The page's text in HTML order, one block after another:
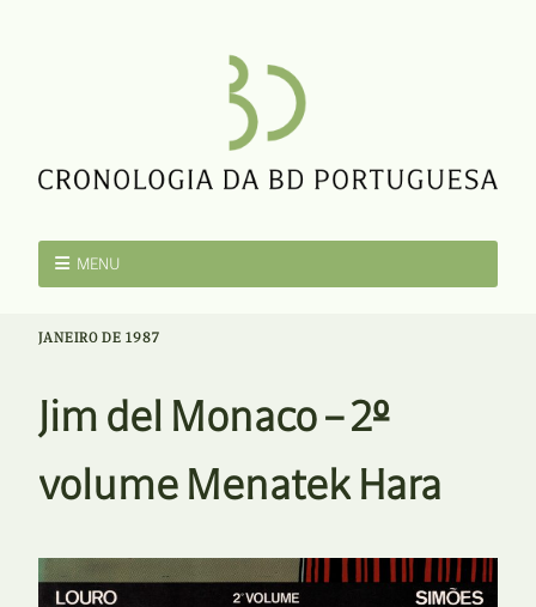
MENU
JANEIRO DE 1987
Jim del Monaco – 2º
volume Menatek Hara